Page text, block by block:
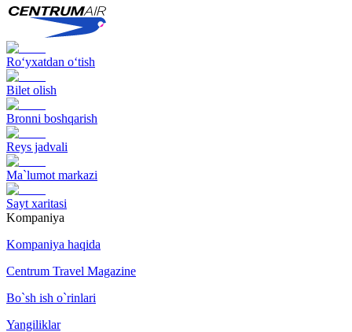
Ro‘yxatdan o‘tish
Bilet olish
Bronni boshqarish
Reys jadvali
Ma`lumot markazi
Sayt xaritasi
Kompaniya
Kompaniya haqida
Centrum Travel Magazine
Bo`sh ish o`rinlari
Yangiliklar